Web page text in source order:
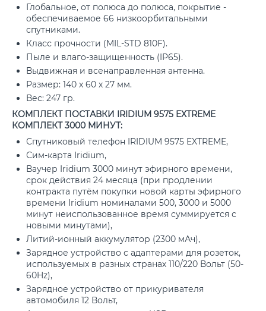
Глобальное, от полюса до полюса, покрытие -
обеспечиваемое 66 низкоорбитальными
спутниками.
Класс прочности (MIL-STD 810F).
Пыле и влаго-защищенность (IP65).
Выдвижная и всенаправленная антенна.
Размер: 140 х 60 х 27 мм.
Вес: 247 гр.
КОМПЛЕКТ ПОСТАВКИ IRIDIUM 9575 EXTREME
КОМПЛЕКТ 3000 МИНУТ:
Спутниковый телефон IRIDIUM 9575 EXTREME,
Сим-карта Iridium,
Ваучер Iridium 3000 минут эфирного времени,
срок действия 24 месяца (при продлении
контракта путём покупки новой карты эфирного
времени Iridium номиналами 500, 3000 и 5000
минут неиспользованное время суммируется с
новыми минутами),
Литий-ионный аккумулятор (2300 мАч),
Зарядное устройство с адаптерами для розеток,
используемых в разных странах 110/220 Вольт (50-
60Hz),
Зарядное устройство от прикуривателя
автомобиля 12 Вольт,